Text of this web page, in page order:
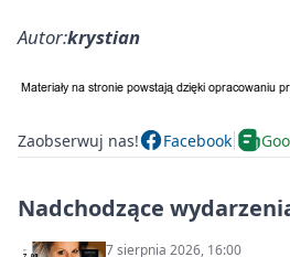
Autor:krystian
Zaobserwuj nas! Facebook
Nadchodzące
7 sierpnia 2026, 16:00